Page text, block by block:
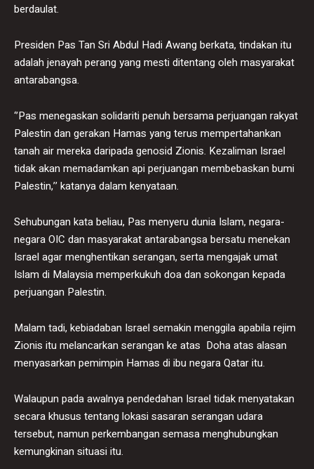
berdaulat.
Presiden Pas Tan Sri Abdul Hadi Awang berkata, tindakan itu
adalah jenayah perang yang mesti ditentang oleh masyarakat
antarabangsa.
‘’Pas menegaskan solidariti penuh bersama perjuangan rakyat
Palestin dan gerakan Hamas yang terus mempertahankan
tanah air mereka daripada genosid Zionis. Kezaliman Israel
tidak akan memadamkan api perjuangan membebaskan bumi
Palestin,’’ katanya dalam kenyataan.
Sehubungan kata beliau, Pas menyeru dunia Islam, negara-
negara OIC dan masyarakat antarabangsa bersatu menekan
Israel agar menghentikan serangan, serta mengajak umat
Islam di Malaysia memperkukuh doa dan sokongan kepada
perjuangan Palestin.
Malam tadi, kebiadaban Israel semakin menggila apabila rejim
Zionis itu melancarkan serangan ke atas Doha atas alasan
menyasarkan pemimpin Hamas di ibu negara Qatar itu.
Walaupun pada awalnya pendedahan Israel tidak menyatakan
secara khusus tentang lokasi sasaran serangan udara
tersebut, namun perkembangan semasa menghubungkan
kemungkinan situasi itu.